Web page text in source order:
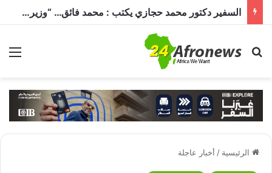
بحث عن
الرئيسية / أخبار عاجلة